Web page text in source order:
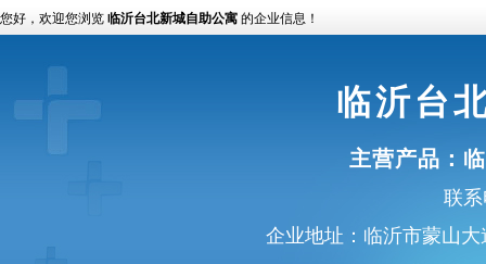
您好，欢迎您浏览 临沂台北新城自助公寓 的企业信息！
临沂台
主营产品：
联
企业地址：临沂市蒙山